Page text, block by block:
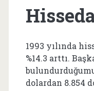
1993 yılında
%14.3 arttı.
dolardan 8.854